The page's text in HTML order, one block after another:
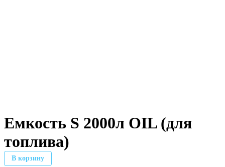
Емкость S 2000л OIL (для
топлива)
В корзину